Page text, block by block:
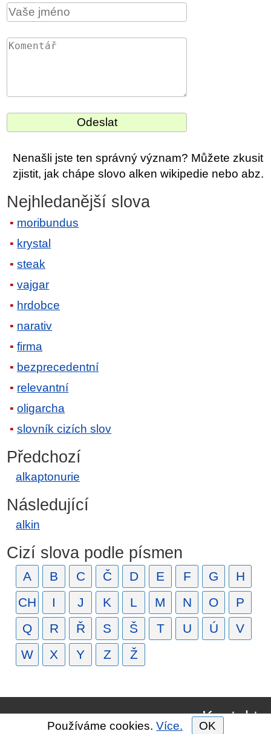
Nenašli jste ten správný význam? Můžete zkusit
zjistit, jak chápe slovo alken wikipedie nebo abz.
Nejhledanější slova
moribundus
krystal
steak
vajgar
hrdobce
narativ
firma
bezprecedentní
relevantní
oligarcha
slovník cizích slov
Předchozí
alkaptonurie
Následující
alkin
Cizí slova podle písmen
A B C Č D E F G
H
CH
I J K L M N O
P
Q
R Ř S Š T U Ú
V
W
X Y Z Ž
Kontakt
Používáme cookies. Více. OK